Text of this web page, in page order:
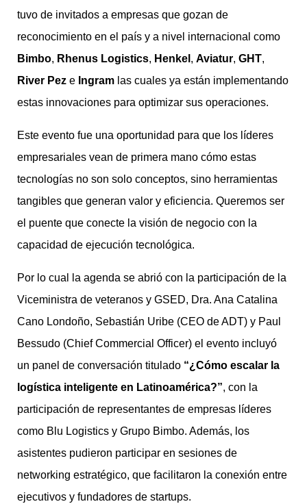
tuvo de invitados a empresas que gozan de
reconocimiento en el país y a nivel internacional como
Bimbo, Rhenus Logistics, Henkel , Aviatur, GHT,
River Pez e Ingram las cuales ya están implementando
estas innovaciones para optimizar sus operaciones.
Este evento fue una oportunidad para que los líderes
empresariales vean de primera mano cómo estas
tecnologías no son solo conceptos, sino herramientas
tangibles que generan valor y eficiencia. Queremos ser
el puente que conecte la visión de negocio con la
capacidad de ejecución tecnológica.
Por lo cual la agenda se abrió con la participación de la
Viceministra de veteranos y GSED, Dra. Ana Catalina
Cano Londoño, Sebastián Uribe (CEO de ADT) y Paul
Bessudo (Chief Commercial Officer) el evento incluyó
un panel de conversación titulado “¿Cómo escalar la
logística inteligente en Latinoamérica?”, con la
participación de representantes de empresas líderes
como Blu Logistics y Grupo Bimbo. Además, los
asistentes pudieron participar en sesiones de
networking estratégico, que facilitaron la conexión entre
ejecutivos y fundadores de startups.